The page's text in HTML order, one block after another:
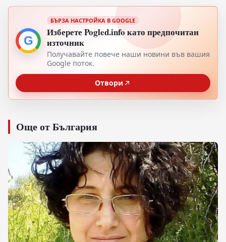
G
БЪРЗА НАСТРОЙКА В GOOGLE
Изберете Pogled.info като предпочитан
източник
Получавайте повече наши новини във вашия
Google поток.
Отвори
Още от България